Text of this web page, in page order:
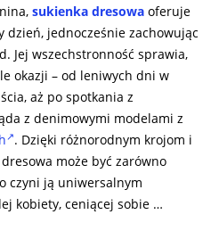
sukienka dresowa oferuje
dzień, jednocześnie zachowując
Jej wszechstronność sprawia,
okazji – od leniwych dni w
aż po spotkania z
z denimowymi modelami z
. Dzięki różnorodnym krojom i
może być zarówno
czyni ją uniwersalnym
kobiety, ceniącej sobie …